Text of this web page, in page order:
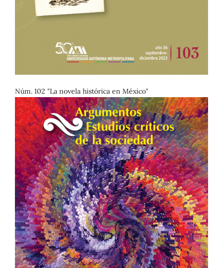
Núm. 102 "La novela histórica en México"